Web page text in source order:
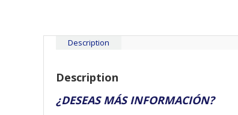
Description
Description
¿DESEAS MÁS INFORMACIÓN?